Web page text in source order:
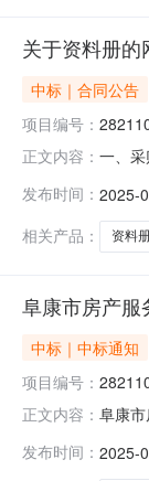
关于资料册
中标｜合同公告
项目编号：
正文内容： 一、
发布时间： 2025-
相关产品：
资料
阜康市房产服
中标｜中标通知
项目编号：
正文内容： 阜康
行政
发布时间： 2025-